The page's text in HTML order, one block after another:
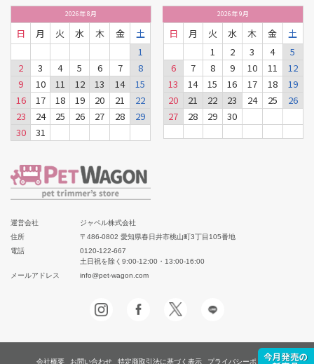
2026年8月
日 月 火 水 木 金
土
1
2
3 4 5 6 7
8
9
10 11 12 13 14
15
16
17 18 19 20 21
22
23
24 25 26 27 28
29
30
31
2026年9月
日 月 火 水 木 金
土
1
2 3 4
5
6
7 8 9 10 11
12
13
14 15 16 17 18
19
20
21 22 23 24 25
26
27
28 29 30
運営会社
ジャペル株式会社
住所
〒486-0802 愛知県春日井市桃山町3丁目105番地
電話
0120-122-667
土日祝を除く9:00-12:00・13:00-16:00
メールアドレス
info@pet-wagon.com
会社概要 お問い合わせ 特定商取引法に基づく表示 プライバシーポリシー